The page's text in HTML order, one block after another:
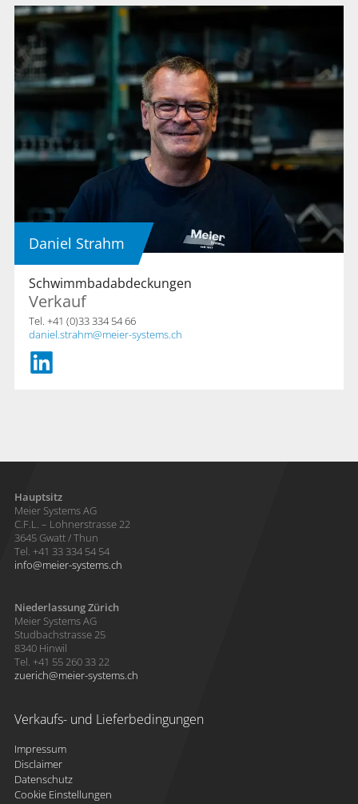
Daniel Strahm
Schwimmbadabdeckungen
Verkauf
Tel. +41 (0)33 334 54 66
daniel.strahm
meier-systems.ch
Hauptsitz
Meier Systems AG
C.F.L. – Lohnerstrasse 22
3645 Gwatt / Thun
Tel. +41 33 334 54 54
info
meier-systems.ch
Niederlassung Zürich
Meier Systems AG
Studbachstrasse 25
8340 Hinwil
Tel. +41 55 260 33 22
zuerich
meier-systems.ch
Verkaufs- und Lieferbedingungen
Impressum
Disclaimer
Datenschutz
Cookie Einstellungen